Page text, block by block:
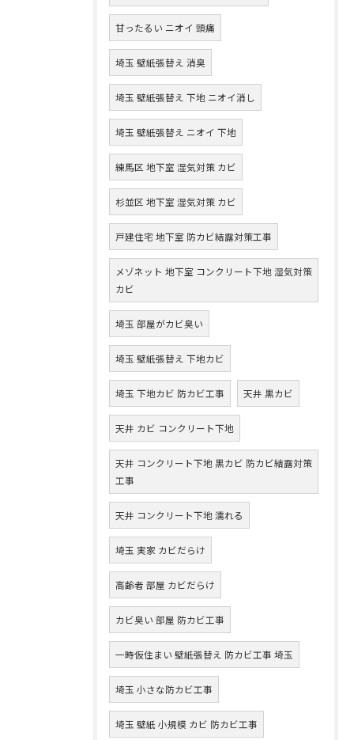
甘ったるい ニオイ 頭痛
埼玉 壁紙張替え 消臭
埼玉 壁紙張替え 下地 ニオイ消し
埼玉 壁紙張替え ニオイ 下地
練馬区 地下室 湿気対策 カビ
杉並区 地下室 湿気対策 カビ
戸建住宅 地下室 防カビ結露対策工事
メゾネット 地下室 コンクリート下地 湿気対策
カビ
埼玉 部屋がカビ臭い
埼玉 壁紙張替え 下地カビ
埼玉 下地カビ 防カビ工事 天井 黒カビ
天井 カビ コンクリート下地
天井 コンクリート下地 黒カビ 防カビ結露対策
工事
天井 コンクリート下地 濡れる
埼玉 実家 カビだらけ
高齢者 部屋 カビだらけ
カビ臭い 部屋 防カビ工事
一時仮住まい 壁紙張替え 防カビ工事 埼玉
埼玉 小さな防カビ工事
埼玉 壁紙 小規模 カビ 防カビ工事